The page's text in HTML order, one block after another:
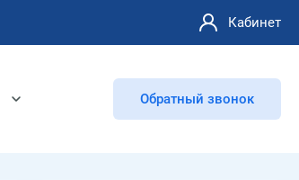
Кабинет
Обратный звонок